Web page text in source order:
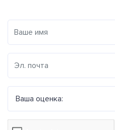
Ваша оценка: